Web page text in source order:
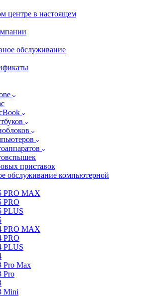
центре в настоящем
обслуживание
приставок
обслуживание компьютерной
PRO MAX
PRO
PLUS
PRO MAX
PRO
PLUS
Pro Max
Pro
Mini